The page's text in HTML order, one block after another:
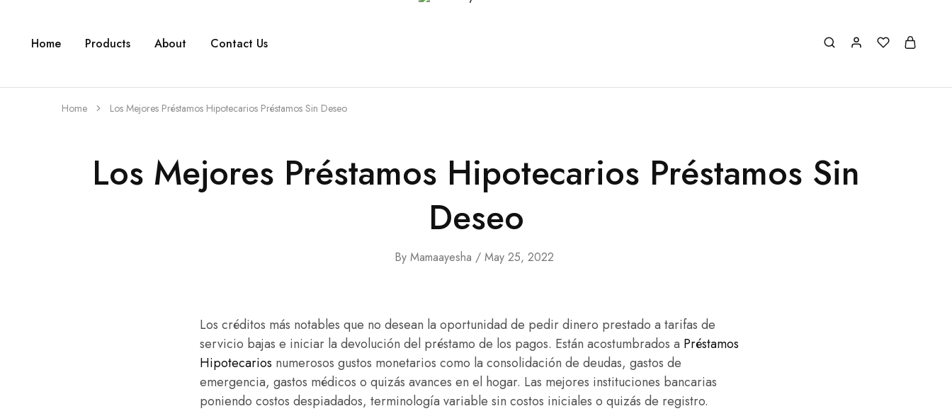
Home Products About Contact Us
Home Los Mejores Préstamos Hipotecarios Préstamos Sin Deseo
Los Mejores Préstamos Hipotecarios Préstamos Sin
Deseo
By Mamaayesha May 25, 2022
Los créditos más notables que no desean la oportunidad de pedir dinero prestado a tarifas de
servicio bajas e iniciar la devolución del préstamo de los pagos. Están acostumbrados a Préstamos
Hipotecarios numerosos gustos monetarios como la consolidación de deudas, gastos de
emergencia, gastos médicos o quizás avances en el hogar. Las mejores instituciones bancarias
poniendo costos despiadados, terminología variable sin costos iniciales o quizás de registro.